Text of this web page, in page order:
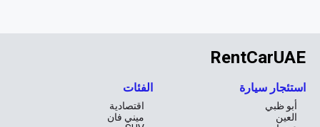
**تكنولوجيا تعزز تجربتك**
RentCarUAE
استئجار سيارة
أبو ظبي
العين
الفئات
اقتصادية
ميني فان